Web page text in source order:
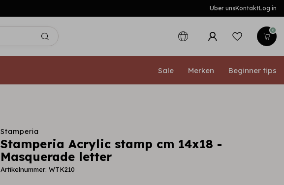
Uber unsKontaktLog in
0
Sale Merken Beginner tips
Stamperia
Stamperia Acrylic stamp cm 14x18 -
Masquerade letter
Artikelnummer: WTK210